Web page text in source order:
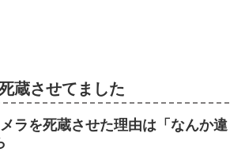
蔵させてました
ラを死蔵させた理由は「なんか違